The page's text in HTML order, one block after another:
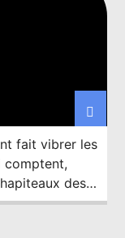
fait vibrer les
comptent,
des
grâce à